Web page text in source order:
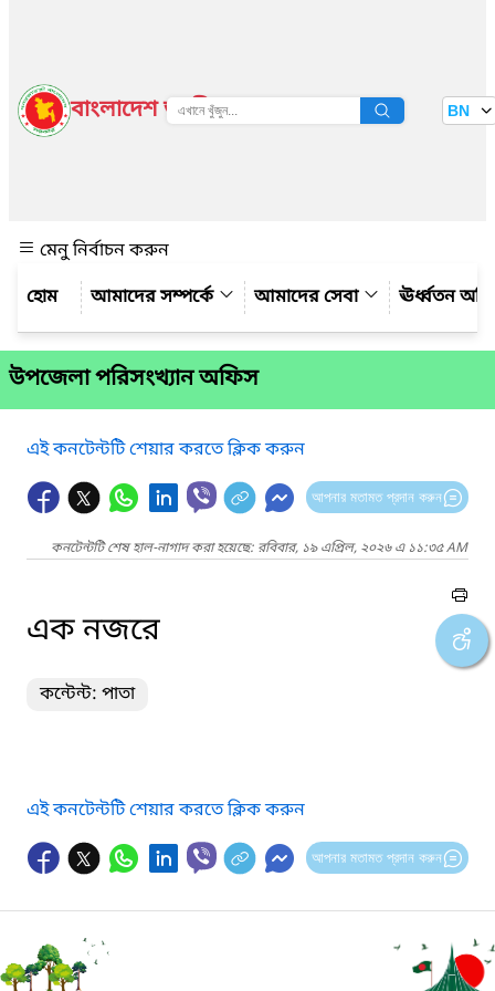
বাংলাদেশ জাতীয় তথ্য বাতায়ন BN
মেনু নির্বাচন করুন
আমাদের সম্পর্কে
আমাদের সেবা ঊর্ধ্বতন
উপজেলা পরিসংখ্যান অফিস
এই কনটেন্টটি শেয়ার করতে ক্লিক করুন
আপনার মতামত প্রদান করুন
কনটেন্টটি শেষ হাল-নাগাদ করা হয়েছে: রবিবার, ১৯ এপ্রিল, ২০২৬ এ ১১:৩৫ AM
এক নজরে
কন্টেন্ট: পাতা
এই কনটেন্টটি শেয়ার করতে ক্লিক করুন
আপনার মতামত প্রদান করুন